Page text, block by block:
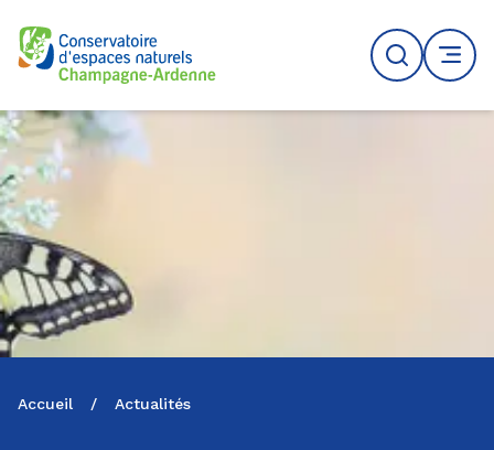
Logo du CENCA
Recherche
MENU
Accueil / Actualités